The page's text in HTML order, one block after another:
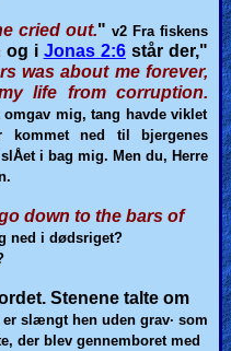
cried out." v2Fra fiskens
og i Jonas 2:6står der,"
was about me forever,
life from corruption.
mig, tang havde viklet
kommet ned til bjergenes
i bag mig. Men du, Herre
down to the bars of
ned i dødsriget?
Stenene talte om
er slængt hen uden grav· som
der blev gennemboret med